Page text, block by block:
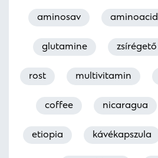
aminosav aminoacid
glutamine zsírégető
rost multivitamin
coffee nicaragua
etiopia kávékapszula